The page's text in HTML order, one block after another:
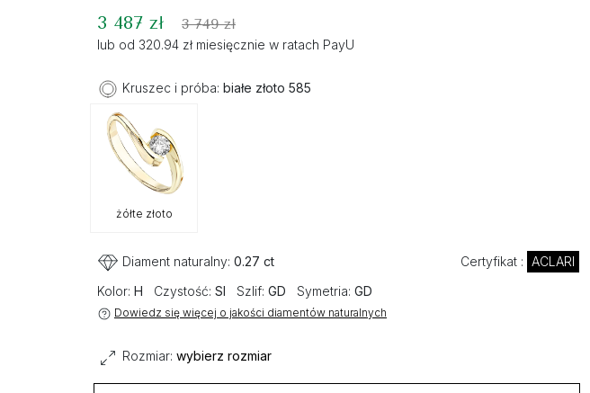
3 487 zł 3 749 zł
lub od 320.94 zł miesięcznie w ratach PayU
Kruszec i próba: białe złoto 585
żółte złoto
Diament naturalny: 0.27 ct Certyfikat : ACLARI
Kolor: H Czystość: SI Szlif: GD Symetria: GD
Dowiedz się więcej o jakości diamentów naturalnych
Rozmiar: wybierz rozmiar